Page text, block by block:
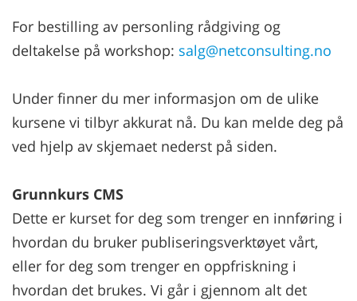
For bestilling av personling rådgiving og
deltakelse på workshop: salg@netconsulting.no
Under finner du mer informasjon om de ulike
kursene vi tilbyr akkurat nå. Du kan melde deg på
ved hjelp av skjemaet nederst på siden.
Grunnkurs CMS
Dette er kurset for deg som trenger en innføring i
hvordan du bruker publiseringsverktøyet vårt,
eller for deg som trenger en oppfriskning i
hvordan det brukes. Vi går i gjennom alt det